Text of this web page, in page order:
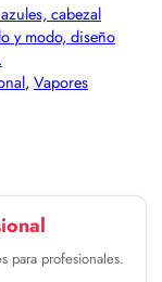
, Vapores
para profesionales.